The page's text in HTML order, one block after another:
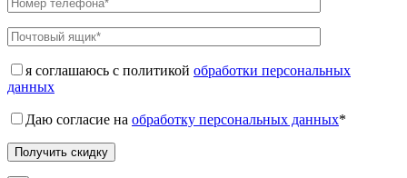
я соглашаюсь с политикой обработки персональных
данных
Даю согласие на обработку персональных данных*